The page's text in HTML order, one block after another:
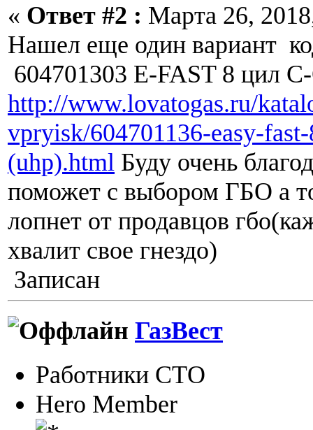
« Ответ #2 : Марта 26,
Нашел еще один вариант
604701303 E-FAST 8 цил
http://www.lovatogas.ru/
vpryisk/604701136-easy-
(uhp).html Буду очень
поможет с выбором ГБО а
лопнет от продавцов
хвалит свое
Записан
ГазВест
Работники СТО
Hero Member